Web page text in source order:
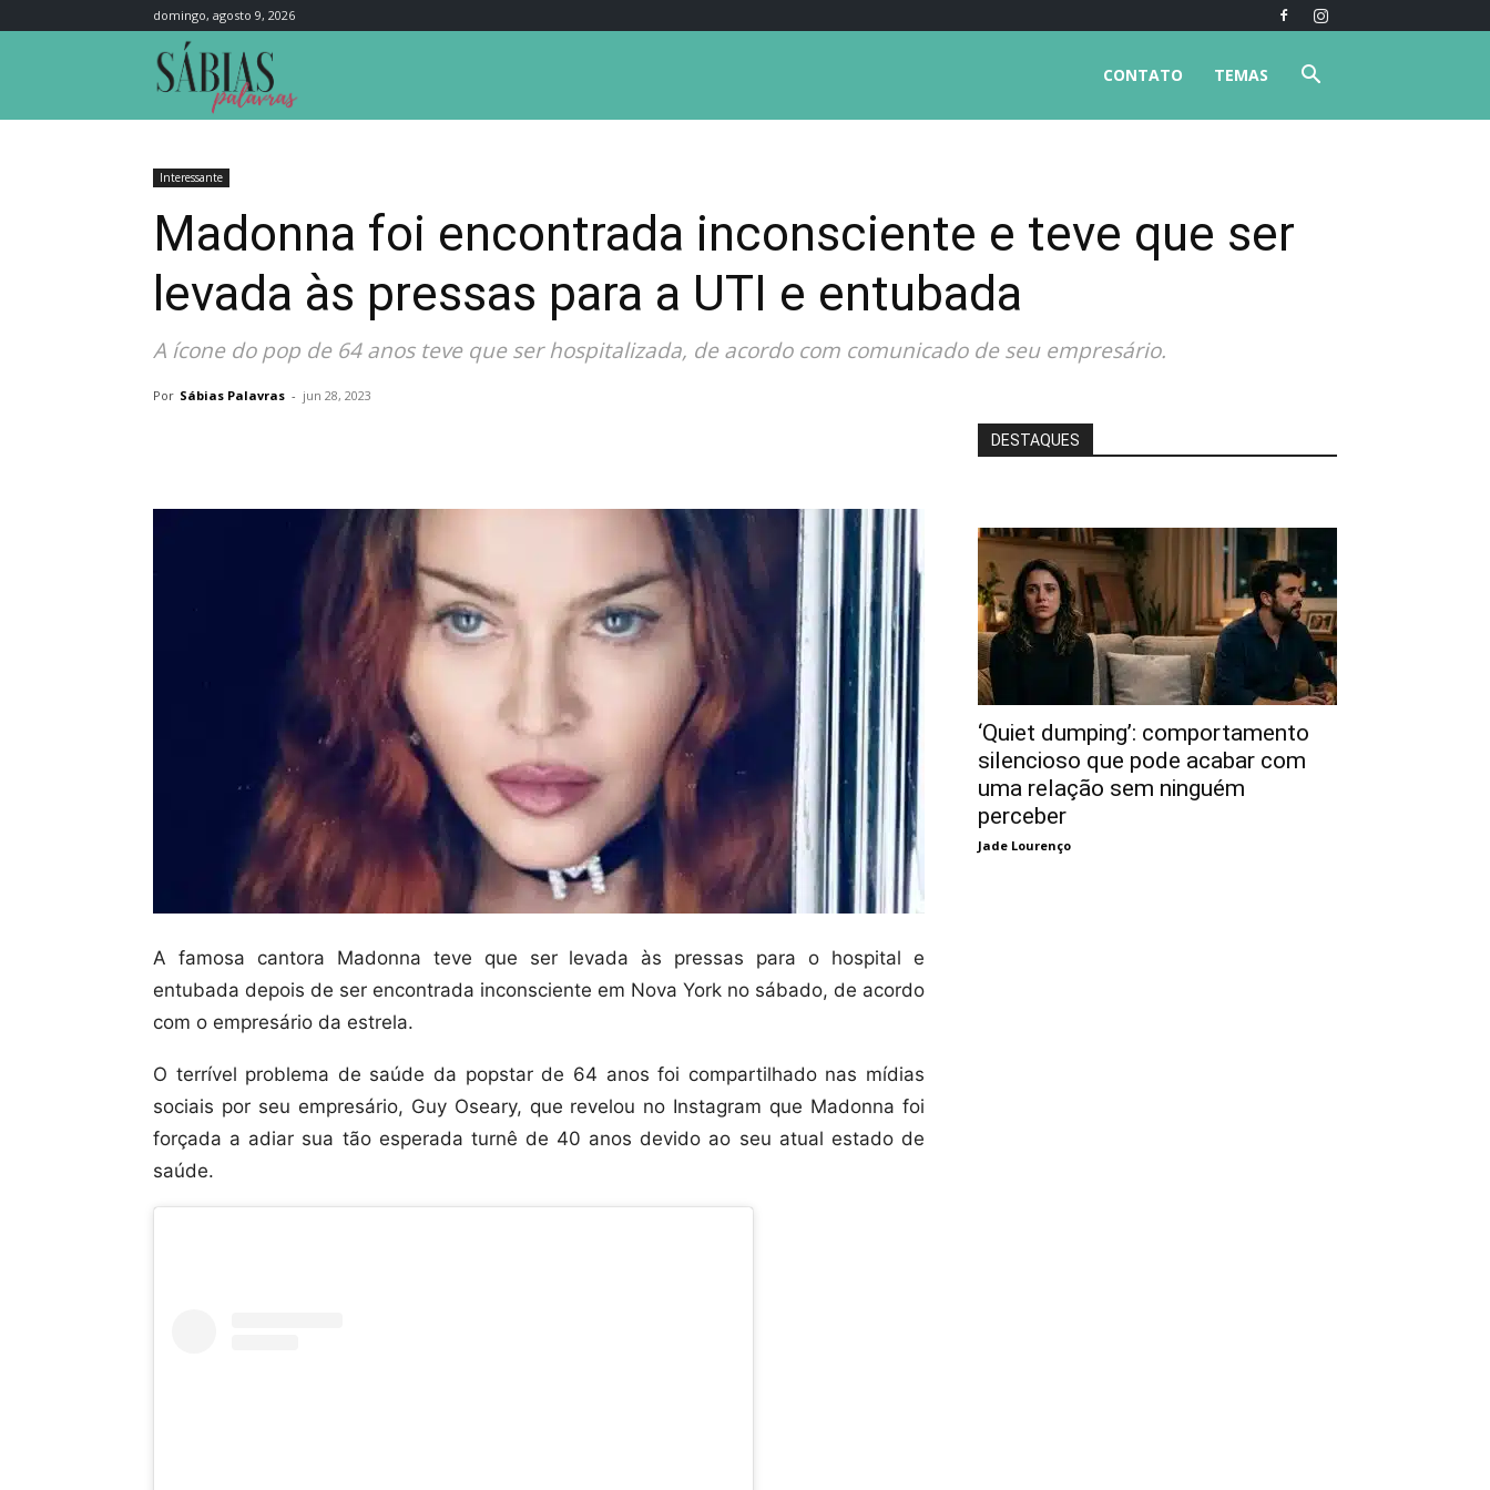
domingo, agosto 9, 2026
TEMAS
CONTATO
Interessante
Madonna foi encontrada inconsciente e teve que ser
levada às pressas para a UTI e entubada
A ícone do pop de 64 anos teve que ser hospitalizada, de acordo com comunicado de seu empresário.
Por Sábias Palavras - jun 28, 2023
A famosa cantora Madonna teve que ser levada às pressas para o hospital e
entubada depois de ser encontrada inconsciente em Nova York no sábado, de acordo
com o empresário da estrela.
O terrível problema de saúde da popstar de 64 anos foi compartilhado nas mídias
sociais por seu empresário, Guy Oseary, que revelou no Instagram que Madonna foi
forçada a adiar sua tão esperada turnê de 40 anos devido ao seu atual estado de
saúde.
DESTAQUES
‘Quiet dumping’: comportamento
silencioso que pode acabar com
uma relação sem ninguém
perceber
Jade Lourenço